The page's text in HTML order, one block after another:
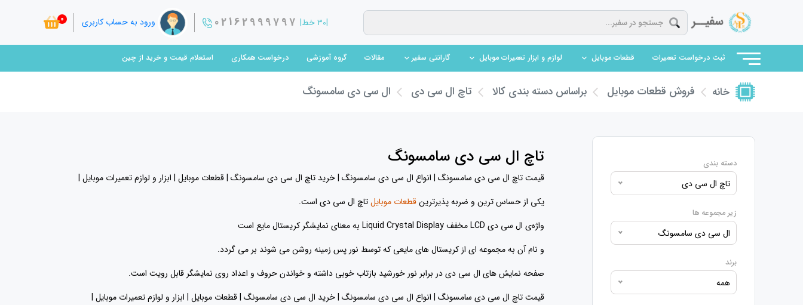
|۳۰ خط| 02162999797 ورود به حساب کاربری 0
ثبت درخواست تعمیرات قطعات موبایل (current) لوازم و ابزار تعمیرات موبایل (current) گارانتی سفیر(current) مقالات گروه آموزشی درخواست همکاری استعلام قیمت و خرید از چین
خانه فروش قطعات موبایل براساس دسته بندی کالا تاچ ال سی دی ال سی دی سامسونگ
دسته بندی
تاچ ال سی دی
زیر مجموعه ها
ال سی دی سامسونگ
برند
همه
تاچ ال سی دی سامسونگ
قیمت تاچ ال سی دی سامسونگ | انواع ال سی دی سامسونگ | خرید تاچ ال سی دی سامسونگ | قطعات موبایل | ابزار و لوازم تعمیرات موبایل |
یکی از حساس ترین و ضربه پذیرترین قطعات موبایلتاچ ال سی دی است.
واژه‌ی ال سی دی LCD مخفف Liquid Crystal Display به معنای نمایشگر کریستال مایع است
و نام آن به مجموعه ای از کریستال های مایعی که توسط نور پس زمینه روشن می شوند بر می گردد.
صفحه نمایش های ال سی دی در برابر نور خورشید بازتاب خوبی داشته و خواندن حروف و اعداد روی نمایشگر قابل رویت است.
قیمت تاچ ال سی دی سامسونگ | انواع ال سی دی سامسونگ | خرید ال سی دی سامسونگ | قطعات موبایل | ابزار و لوازم تعمیرات موبایل |